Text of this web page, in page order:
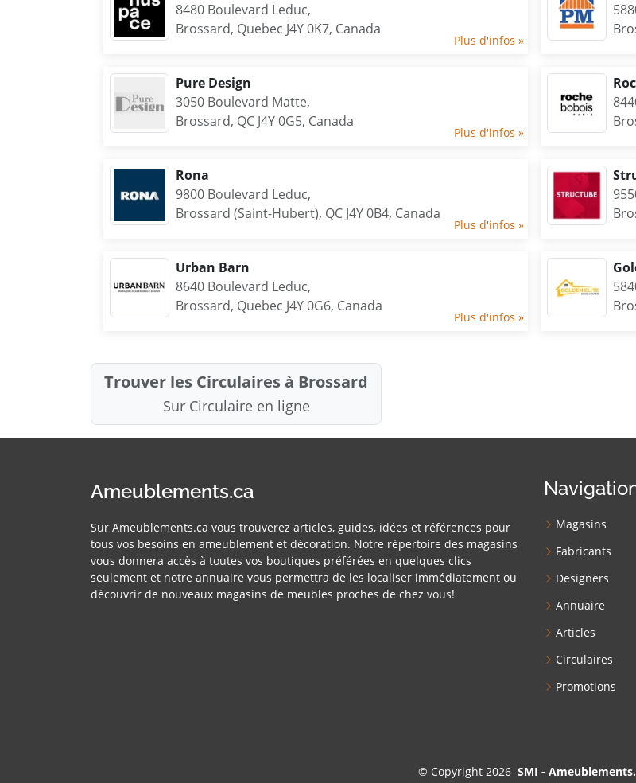
8480 Boulevard Leduc,
Brossard, Quebec J4Y 0K7, Canada
Plus d'infos »
Pure Design
3050 Boulevard Matte,
Brossard, QC J4Y 0G5, Canada
Plus d'infos »
Rona
9800 Boulevard Leduc,
Brossard (Saint-Hubert), QC J4Y 0B4, Canada
Plus d'infos »
Urban Barn
8640 Boulevard Leduc,
Brossard, Quebec J4Y 0G6, Canada
Plus d'infos »
Trouver les Circulaires à Brossard
Sur Circulaire en ligne
Ameublements.ca
Sur Ameublements.ca vous trouverez articles, guides, idées et références pour
tous vos besoins en ameublement et décoration. Notre répertoire des magasins
vous donnera accès à toutes vos boutiques préférées en quelques clics
seulement et notre annuaire vous permettra de les localiser immédiatement ou
découvrir de nouveaux magasins de meubles proches de chez vous!
Magasins
Fabricants
Designers
Annuaire
Articles
Circulaires
Promotions
© Copyright 2026 SMI -